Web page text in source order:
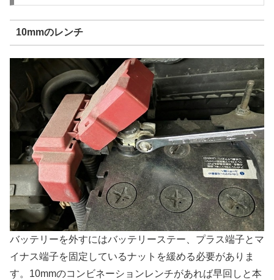
10mmのレンチ
バッテリーを外すにはバッテリーステー、プラス端子とマ
イナス端子を固定しているナットを緩める必要がありま
す。10mmのコンビネーションレンチがあれば早回しと本